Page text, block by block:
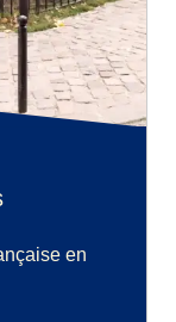
en